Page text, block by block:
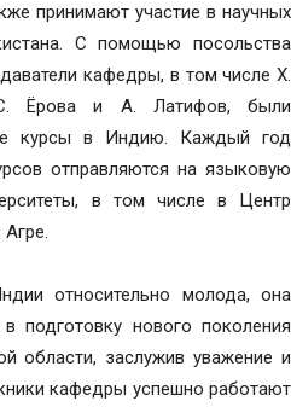
принимают участие в научных
С помощью посольства
кафедры, в том числе Х.
Ёрова и А. Латифов, были
курсы в Индию. Каждый год
отправляются на языковую
в том числе в Центр
относительно молода, она
подготовку нового поколения
области, заслужив уважение и
кафедры успешно работают